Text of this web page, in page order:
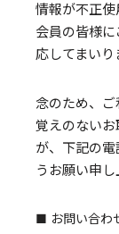
情報が不正
会員の皆様
応してまいり
念のため、
覚えのない
が、下記の
うお願い申し
■ お問い合わ